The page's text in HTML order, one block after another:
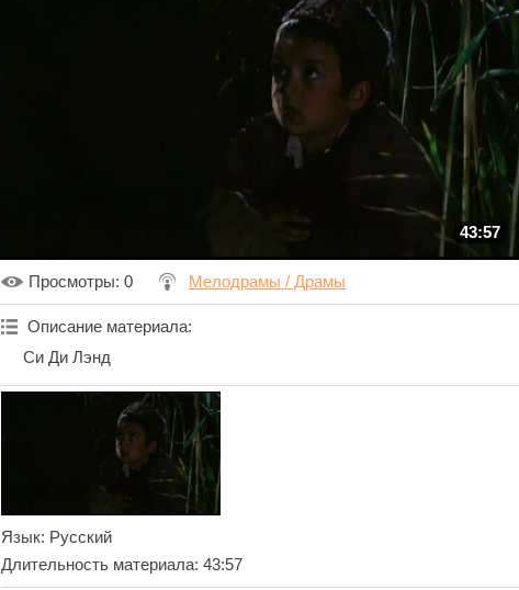
43:57
Просмотры: 0 Мелодрамы / Драмы
Описание материала:
Си Ди Лэнд
Язык: Русский
Длительность материала: 43:57